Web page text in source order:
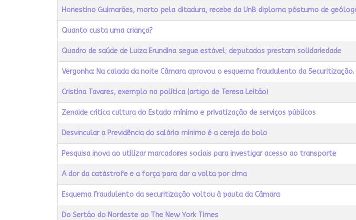
Honestino Guimarães, morto pela ditadura, recebe da UnB diploma póstumo de
Quanto custa uma criança?
Quadro de saúde de Luiza Erundina segue estável; deputados prestam solidariedade
Vergonha: Na calada da noite Câmara aprovou o esquema fraudulento da
Cristina Tavares, exemplo na política (artigo de Teresa Leitão)
Zenaide critica cultura do Estado mínimo e privatização de serviços públicos
Desvincular a Previdência do salário mínimo é a cereja do bolo
Pesquisa inova ao utilizar marcadores sociais para investigar acesso ao transporte
A dor da catástrofe e a força para dar a volta por cima
Esquema fraudulento da securitização voltou à pauta da Câmara
Do Sertão do Nordeste ao The New York Times